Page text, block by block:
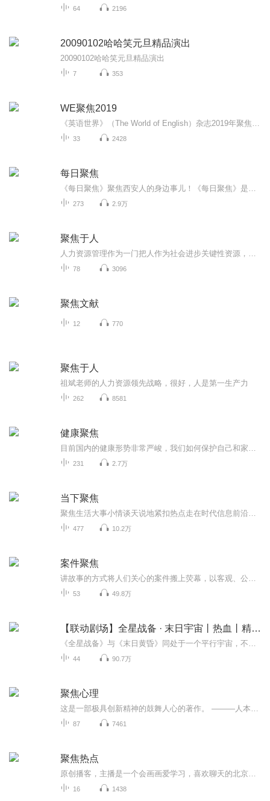
64 2196
20090102哈哈笑元旦精品演出
20090102哈哈笑元旦精品演出
7 353
WE聚焦2019
33 2428
每日聚焦
273 2.9万
聚焦于人
78 3096
聚焦文献
12 770
聚焦于人
祖斌老师的人力资源领先战略，很好，人是第一生产力
262 8581
健康聚焦
231 2.7万
当下聚焦
477 10.2万
案件聚焦
53 49.8万
【联动剧场】全星战备 · 末日宇宙丨热血丨精品多播
44 90.7万
聚焦心理
87 7461
聚焦热点
16 1438